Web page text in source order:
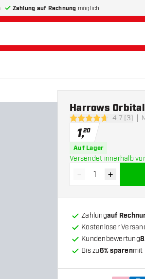
Zahlung auf Rechnung möglich
4.7 Bewertungssterne
4.7 (3)
Harrows
1,20
Auf Lager
Versendet innerhalb
Menge verringern
- Menge
+
Zahlungauf
Kostenloser
Kundenbewertung
Bis zu6% sparenmit